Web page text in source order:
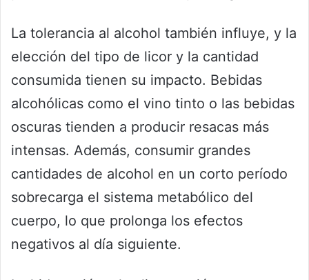
La tolerancia al alcohol también influye, y la
elección del tipo de licor y la cantidad
consumida tienen su impacto. Bebidas
alcohólicas como el vino tinto o las bebidas
oscuras tienden a producir resacas más
intensas. Además, consumir grandes
cantidades de alcohol en un corto período
sobrecarga el sistema metabólico del
cuerpo, lo que prolonga los efectos
negativos al día siguiente.